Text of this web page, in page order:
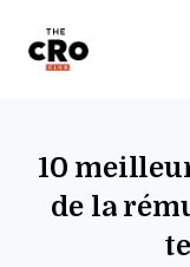
10
de la